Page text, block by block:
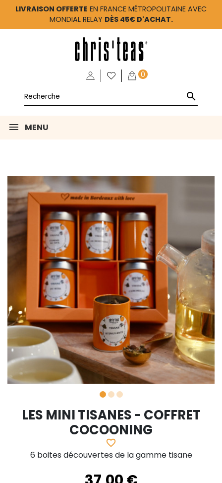
LIVRAISON OFFERTE EN FRANCE MÉTROPOLITAINE AVEC
MONDIAL RELAY DÈS 45€ D'ACHAT.
0

MENU
LES MINI TISANES - COFFRET
COCOONING
favorite_border
6 boites découvertes de la gamme tisane